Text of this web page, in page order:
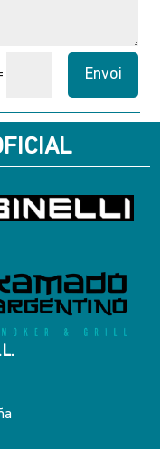
Envoi